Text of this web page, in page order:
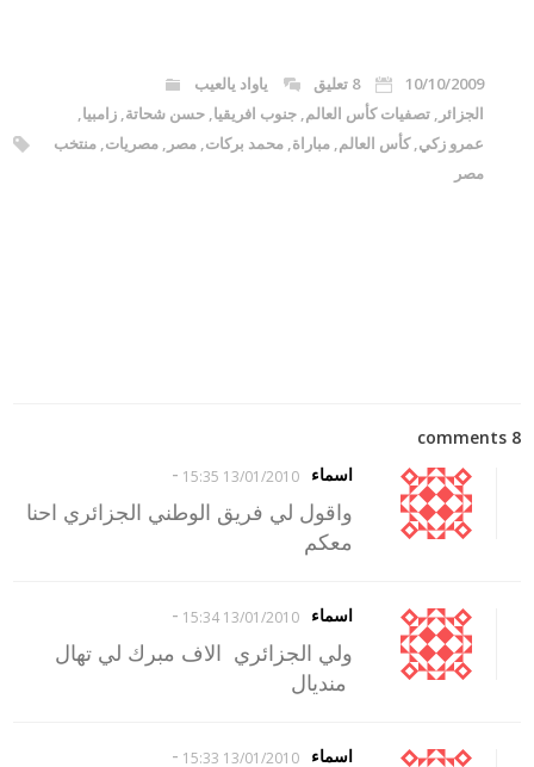
10/10/2009 8 تعليق
ياواد يالعيب
الجزائر ,تصفيات كأس العالم,جنوب افريقيا,حسن شحاتة,زامبيا,
عمرو زكي,كأس العالم,مباراة,محمد بركات,مصر ,مصريات,منتخب
مصر
8 comments
اسماء
13/01/2010 15:35
-
واقول لي فريق الوطني الجزائري احنا
معكم
اسماء 13/01/2010 15:34
-
ولي الجزائري الاف مبرك لي تهال
منديال
اسماء 13/01/2010 15:33
-